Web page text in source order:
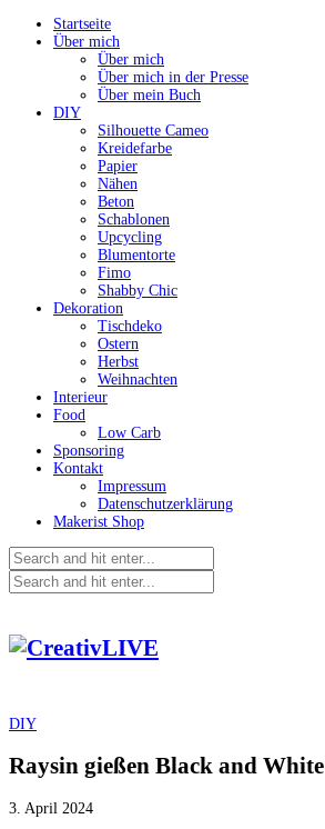
Startseite
Über mich
Über mich
Über mich in der Presse
Über mein Buch
DIY
Silhouette Cameo
Kreidefarbe
Papier
Nähen
Beton
Schablonen
Upcycling
Blumentorte
Fimo
Shabby Chic
Dekoration
Tischdeko
Ostern
Herbst
Weihnachten
Interieur
Food
Low Carb
Sponsoring
Kontakt
Impressum
Datenschutzerklärung
Makerist Shop
DIY
Raysin gießen Black and White
3. April 2024